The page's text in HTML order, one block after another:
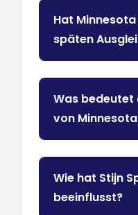
Hat
späten
Was bedeutet
von
Wie hat Stijn
beeinflusst?